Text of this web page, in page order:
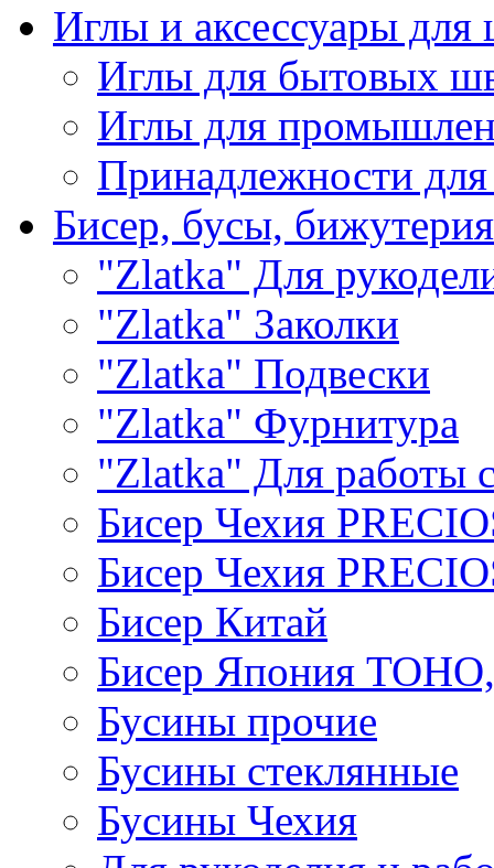
Иглы и аксессуары
Иглы для бытовых
Иглы для
Принадлежности
Бисер, бусы, бижутерия
"Zlatka" Для
"Zlatka" Заколки
"Zlatka" Подвески
"Zlatka" Фурнитура
"Zlatka" Для работы
Бисер Чехия
Бисер Чехия
Бисер Китай
Бисер Япония
Бусины прочие
Бусины стеклянные
Бусины Чехия